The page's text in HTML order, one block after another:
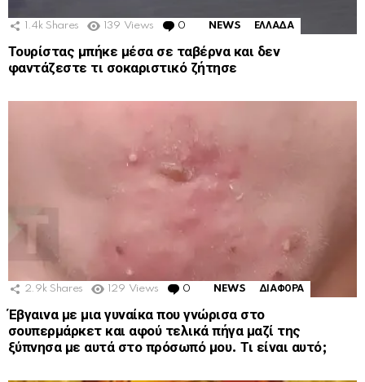
1.4k Shares 139 Views 0 Comments
NEWS ΕΛΛΑΔΑ
Τουρίστας μπήκε μέσα σε ταβέρνα και δεν
φαντάζεστε τι σοκαριστικό ζήτησε
2.9k Shares 129 Views 0 Comments
NEWS ΔΙΑΦΟΡΑ
Έβγαινα με μια γυναίκα που γνώρισα στο
σουπερμάρκετ και αφού τελικά πήγα μαζί της
ξύπνησα με αυτά στο πρόσωπό μου. Τι είναι αυτό;